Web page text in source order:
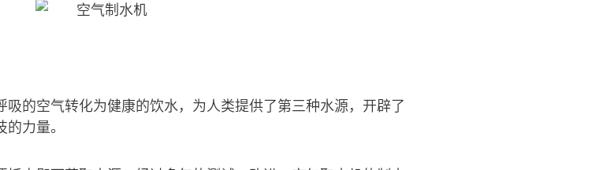
的空气转化为健康的饮水，为人类提供了第三种水源，开辟了
力量。